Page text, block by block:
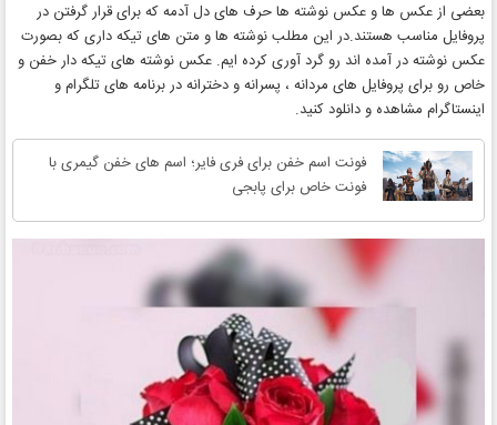
بعضی از عکس ها و عکس نوشته ها حرف های دل آدمه که برای قرار گرفتن در
پروفایل مناسب هستند.در این مطلب نوشته ها و متن های تیکه داری که بصورت
عکس نوشته در آمده اند رو گرد آوری کرده ایم. عکس نوشته های تیکه دار خفن و
خاص رو برای پروفایل های مردانه ، پسرانه و دخترانه در برنامه های تلگرام و
اینستاگرام مشاهده و دانلود کنید.
فونت اسم خفن برای فری فایر؛ اسم های خفن گیمری با
فونت خاص برای پابجی